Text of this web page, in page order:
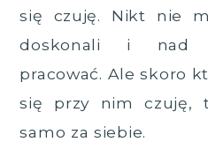
się czuję. Nikt nie
doskonali i nad
pracować. Ale skoro
się przy nim czuję,
samo za siebie.